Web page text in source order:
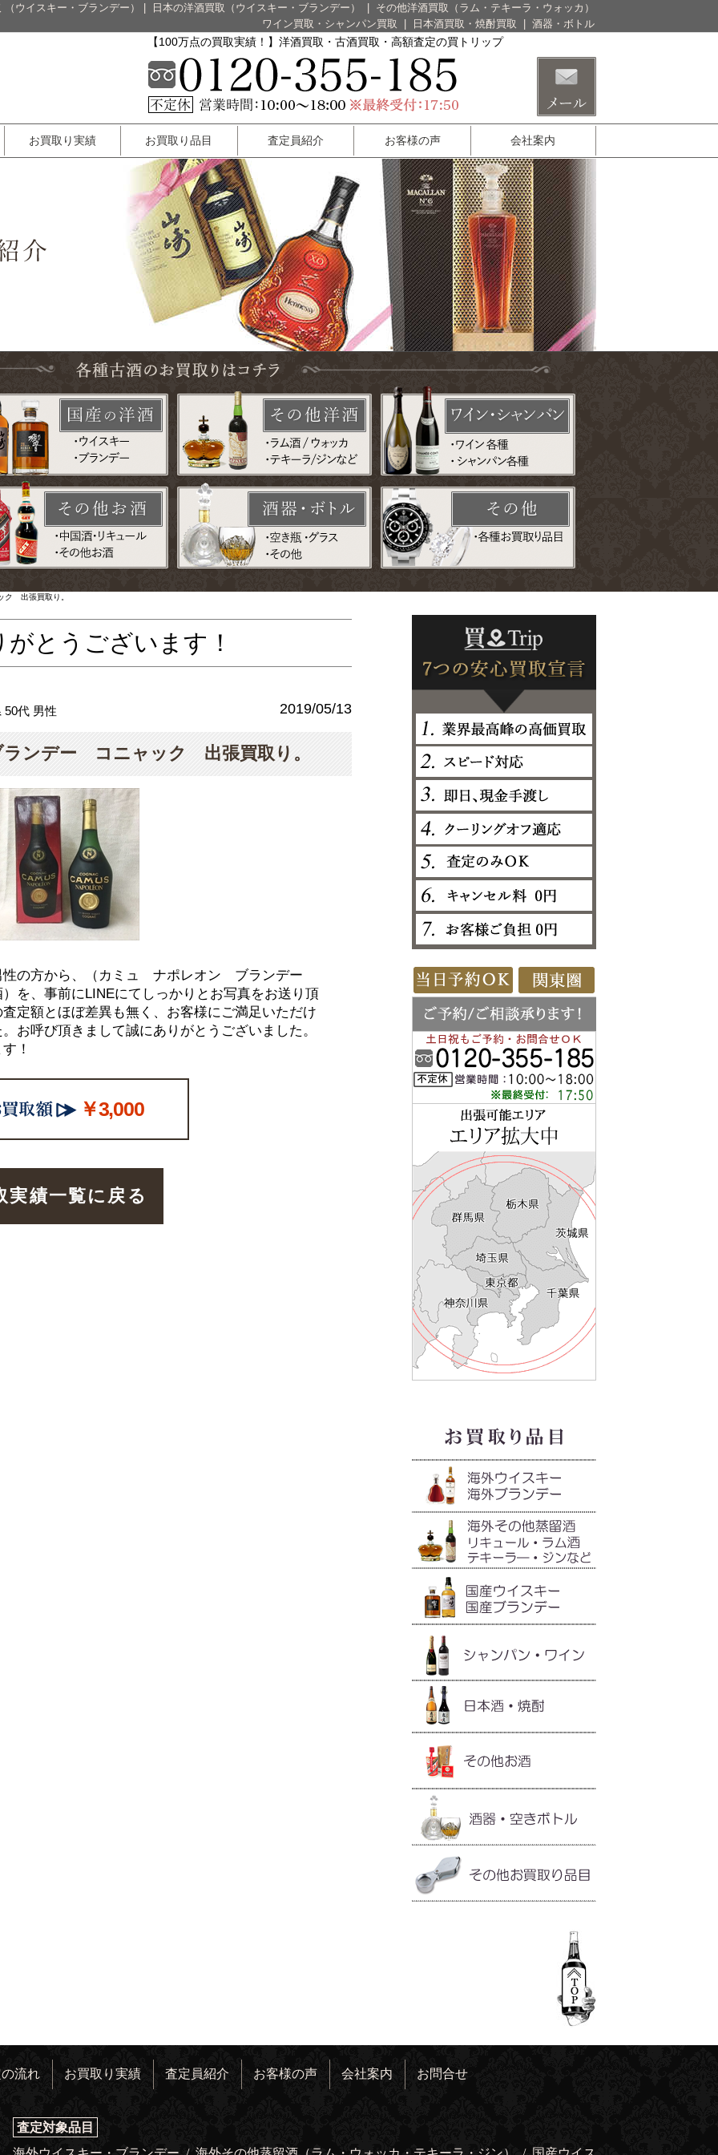
ウイスキー・ブランデー） 日本の洋酒買取（ウイスキー・ブランデー）
その他洋酒買取（ラム・テキーラ・ウォッカ）
ワイン買取・シャンパン買取
日本酒買取・焼酎買取 酒器・ボトル
【100万点の買取実績！】洋酒買取・古酒買取・高額査定の買トリップ
お買取り実績 お買取り品目 査定員紹介 お客様の声 会社案内
出張買取り。
とうございます！
50代 男性 2019/05/13
ンデー コニャック 出張買取り。
性の方から、（カミュ ナポレオン ブランデー
、事前にLINEにてしっかりとお写真をお送り頂
定額とほぼ差異も無く、お客様にご満足いただけ
お呼び頂きまして誠にありがとうございました。
！
￥3,000
実績一覧に戻る
流れ お買取り実績 査定員紹介 お客様の声 会社案内 お問合せ
査定対象品目